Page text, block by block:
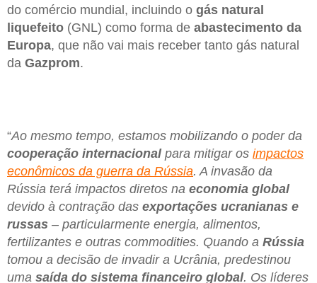
do comércio mundial, incluindo o gás natural
liquefeito (GNL) como forma de abastecimento da
Europa, que não vai mais receber tanto gás natural
da Gazprom.
“Ao mesmo tempo, estamos mobilizando o poder da
cooperação internacionalpara mitigar os impactos
econômicos da guerra da Rússia. A invasão da
Rússia terá impactos diretos na economia global
devido à contração das exportações ucranianas e
russas – particularmente energia, alimentos,
fertilizantes e outras commodities. Quando a Rússia
tomou a decisão de invadir a Ucrânia, predestinou
uma saída do sistema financeiro global. Os líderes